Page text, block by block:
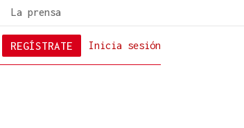
La prensa
Inicia sesión
REGÍSTRATE